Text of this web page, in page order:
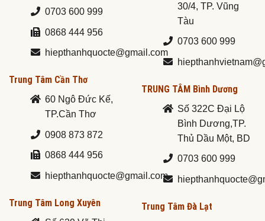
0703 600 999
0868 444 956
hiepthanhquocte@gmail.com
Trung Tâm Cần Thơ
60 Ngô Đức Kế,
TP.Cần Thơ
0908 873 872
0868 444 956
hiepthanhquocte@gmail.com
Trung Tâm Long Xuyên
30/4, TP. Vũng
Tàu
0703 600 999
TRUNG TÂM Bình Dương
Số 322C Đại Lộ
Bình Dương,TP.
Thủ Dầu Một, BD
0703 600 999
Trung Tâm Đà Lạt